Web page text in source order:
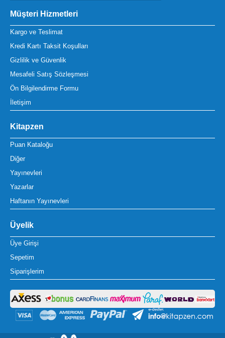
Müşteri Hizmetleri
Kargo ve Teslimat
Kredi Kartı Taksit Koşulları
Gizlilik ve Güvenlik
Mesafeli Satış Sözleşmesi
Ön Bilgilendirme Formu
İletişim
Kitapzen
Puan Kataloğu
Diğer
Yayınevleri
Yazarlar
Haftanın Yayınevleri
Üyelik
Üye Girişi
Sepetim
Siparişlerim